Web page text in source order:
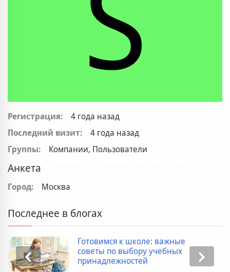
Регистрация:
4 года назад
Последний визит:
4 года назад
Группы:
Компании, Пользователи
Анкета
Город: Москва
Последнее в блогах
Готовимся к школе: важные
советы по выбору учебных
принадлежностей